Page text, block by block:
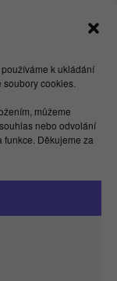
k ukládání
cookies.
můžeme
nebo odvolání
Děkujeme za
7,